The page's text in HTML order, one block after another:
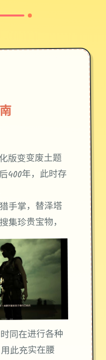
版变变废土题
400年，此时存
手掌，替泽塔
集珍贵宝物，
同在进行各种
此充实在腰